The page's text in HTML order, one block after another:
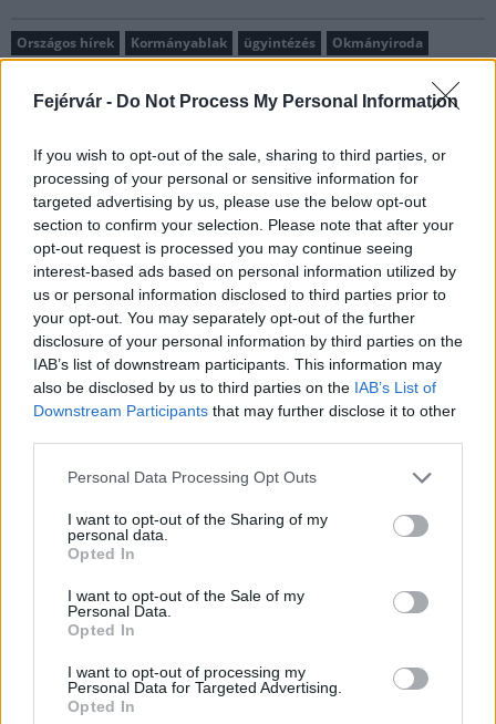
Fejérvár - Do Not Process My Personal Information
If you wish to opt-out of the sale, sharing to third parties, or
processing of your personal or sensitive information for
targeted advertising by us, please use the below opt-out
section to confirm your selection. Please note that after your
opt-out request is processed you may continue seeing
interest-based ads based on personal information utilized by
us or personal information disclosed to third parties prior to
your opt-out. You may separately opt-out of the further
disclosure of your personal information by third parties on the
IAB’s list of downstream participants. This information may
also be disclosed by us to third parties on the IAB’s List of
Downstream Participants that may further disclose it to other
Please note that this website/app uses one or more Google
not limited to your visit or usage behaviour. You may click to
grant or deny consent to Google and its third-party tags to
use your data for below specified purposes in below Google
consent section.
Personal Data Processing Opt Outs
I want to opt-out of the Sharing of my
personal data.
Opted In
I want to opt-out of the Sale of my
Personal Data.
Opted In
I want to opt-out of processing my
Personal Data for Targeted Advertising.
Opted In
Országos hírek Kormányablak ügyintézés
Okmányiroda
MAGYAR ÉPÍTŐK
Történelmi táj, amelynek minden köve mesél –
megújul a tatai Angolkert
A projekt részeként megújulnak a területen található
műemlékek, köztük a különleges Műromok, valamint a közeli
Várkanyarban álló Nepomuki Szent János híd és szobor is.